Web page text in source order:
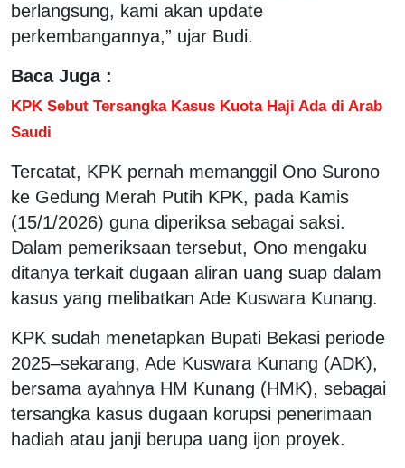
berlangsung, kami akan update
perkembangannya,” ujar Budi.
Baca Juga :
KPK Sebut Tersangka Kasus Kuota Haji Ada di Arab
Saudi
Tercatat, KPK pernah memanggil Ono Surono
ke Gedung Merah Putih KPK, pada Kamis
(15/1/2026) guna diperiksa sebagai saksi.
Dalam pemeriksaan tersebut, Ono mengaku
ditanya terkait dugaan aliran uang suap dalam
kasus yang melibatkan Ade Kuswara Kunang.
KPK sudah menetapkan Bupati Bekasi periode
2025–sekarang, Ade Kuswara Kunang (ADK),
bersama ayahnya HM Kunang (HMK), sebagai
tersangka kasus dugaan korupsi penerimaan
hadiah atau janji berupa uang ijon proyek.